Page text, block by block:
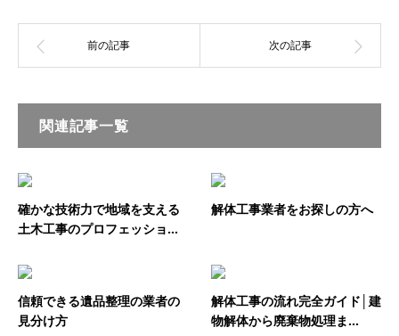
関連記事一覧
確かな技術力で地域を支える
土木工事のプロフェッショ...
解体工事業者をお探しの方へ
信頼できる遺品整理の業者の
見分け方
解体工事の流れ完全ガイド│建
物解体から廃棄物処理ま...